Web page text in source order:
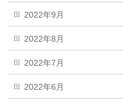
2022年9月
2022年8月
2022年7月
2022年6月